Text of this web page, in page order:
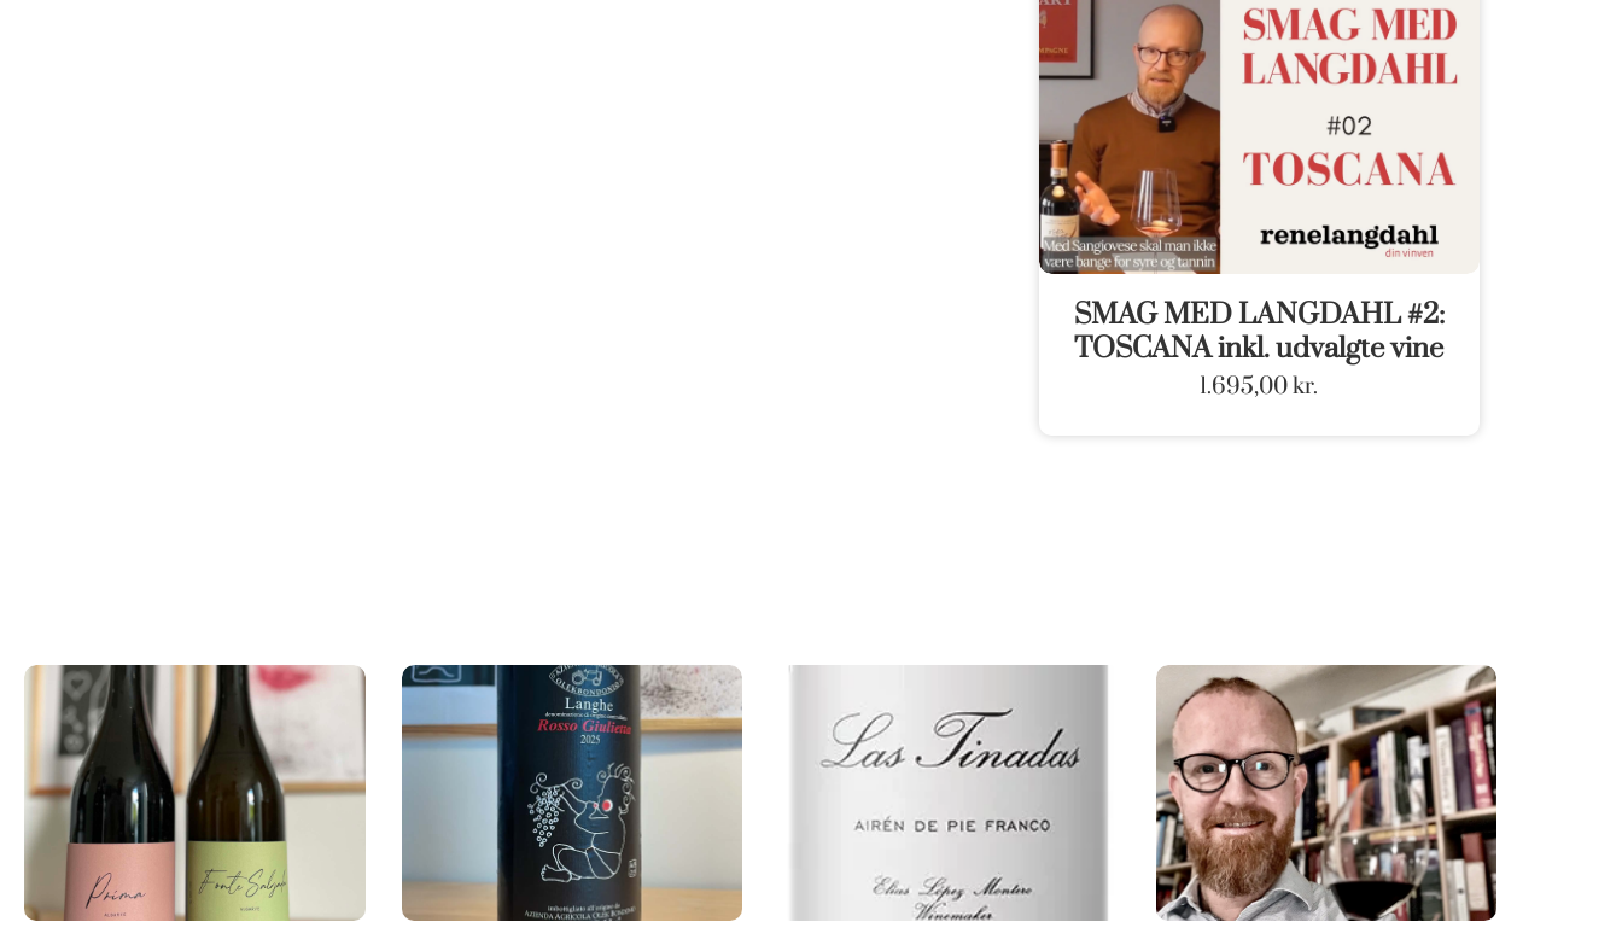
SMAG MED LANGDAHL #2:
TOSCANA inkl. udvalgte vine
1.695,00kr.